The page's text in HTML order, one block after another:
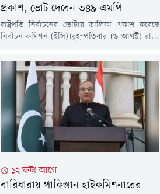
প্রকাশ, ভোট দেবেন ৩৪৯ এমপি
রাষ্ট্রপতি নির্বাচনের ভোটার তালিকা প্রকাশ করেছে
নির্বাচন কমিশন (ইসি)।বৃহস্পতিবার (৬ আগস্ট) রাতে
ভোটার &zwj;হিসেবে ৩৪৯ সংসদ সদস্যের (এমপি)
নামের তালিকা প্রকাশ করা হয়।এর আগে
আনুষ্ঠানিকভাবে রাষ্ট্রপতি নির্বাচনের তফসিল ঘোষণা
করা হয়। ঘোষিত তফসিল অনুযায়ী, নির্বাচনে
মনোনয়নপত্র দাখিলের শেষ তারিখ ১৩ আগস্ট। এ
ছাড়া মনোনয়নপত্র...
১২ ঘন্টা আগে
বারিধারায় পাকিস্তান হাইকমিশনারের